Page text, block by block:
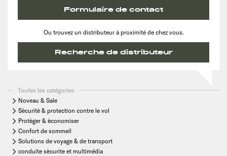
Formulaire de contact
Ou trouvez un distributeur à proximité de chez vous.
Recherche de distributeur
Toutes les catégories
Noveau & Sale
Sècuritè & protection contre le vol
Protèger & èconomiser
Confort de sommeil
Solutions de voyage & de transport
conduite sècurite et multimédia